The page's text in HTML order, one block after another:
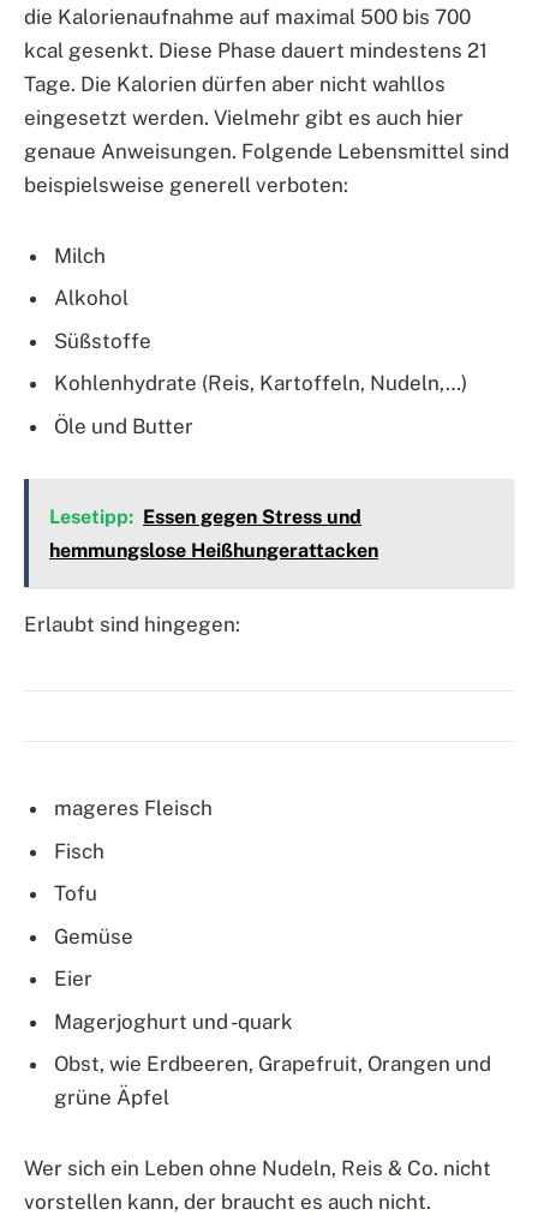
die Kalorienaufnahme auf maximal 500 bis 700
kcal gesenkt. Diese Phase dauert mindestens 21
Tage. Die Kalorien dürfen aber nicht wahllos
eingesetzt werden. Vielmehr gibt es auch hier
genaue Anweisungen. Folgende Lebensmittel sind
beispielsweise generell verboten:
Milch
Alkohol
Süßstoffe
Kohlenhydrate (Reis, Kartoffeln, Nudeln,…)
Öle und Butter
Lesetipp: Essen gegen Stress und
hemmungslose Heißhungerattacken
Erlaubt sind hingegen:
mageres Fleisch
Fisch
Tofu
Gemüse
Eier
Magerjoghurt und -quark
Obst, wie Erdbeeren, Grapefruit, Orangen und
grüne Äpfel
Wer sich ein Leben ohne Nudeln, Reis & Co. nicht
vorstellen kann, der braucht es auch nicht.